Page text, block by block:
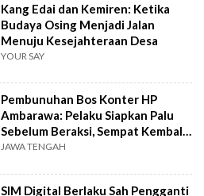
Kang Edai dan Kemiren: Ketika
Budaya Osing Menjadi Jalan
Menuju Kesejahteraan Desa
YOUR SAY
Pembunuhan Bos Konter HP
Ambarawa: Pelaku Siapkan Palu
Sebelum Beraksi, Sempat Kembali
Datangi TKP
JAWA TENGAH
SIM Digital Berlaku Sah Pengganti